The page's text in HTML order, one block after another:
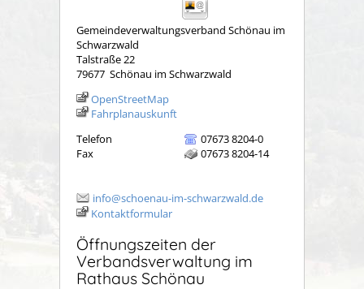
Gemeindeverwaltungsverband Schönau im
Schwarzwald
Talstraße 22
79677 Schönau im Schwarzwald
OpenStreetMap
Fahrplanauskunft
Telefon
07673 8204-0
Fax
07673 8204-14
info@schoenau-im-schwarzwald.de
Kontaktformular
Öffnungszeiten der
Verbandsverwaltung im
Rathaus Schönau